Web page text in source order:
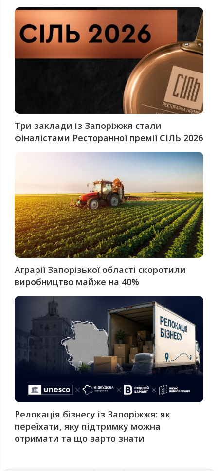
Три заклади із Запоріжжя стали
фіналістами Ресторанної премії СІЛЬ 2026
Аграрії Запорізької області скоротили
виробництво майже на 40%
Релокація бізнесу із Запоріжжя: як
переїхати, яку підтримку можна
отримати та що варто знати